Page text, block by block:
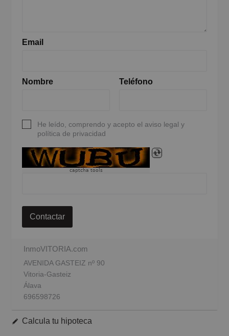
Email
Nombre Teléfono
He leído, comprendo y acepto el aviso legal y
política de privacidad
captcha tools
Contactar
InmoVITORIA.com
AVENIDA GASTEIZ nº 90
Vitoria-Gasteiz
Álava
696598726
Calcula tu hipoteca